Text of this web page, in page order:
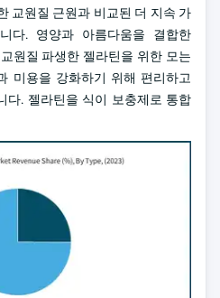
교원질 근원과 비교된 더 지속 가
다. 영양과 아름다움을 결합한
원질 파생한 젤라틴을 위한 모는
미용을 강화하기 위해 편리하고
다. 젤라틴을 식이 보충제로 통합